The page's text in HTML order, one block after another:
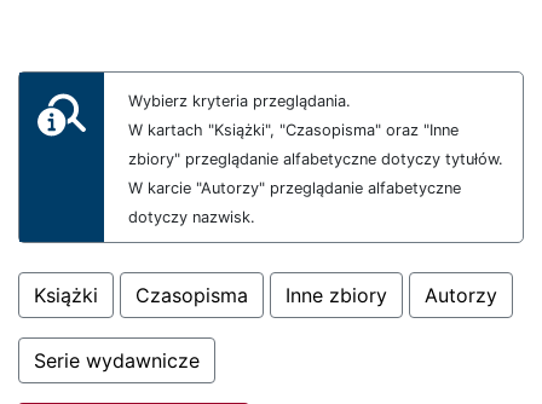
Wybierz kryteria przeglądania.
W kartach "Książki", "Czasopisma" oraz "Inne
zbiory" przeglądanie alfabetyczne dotyczy tytułów.
W karcie "Autorzy" przeglądanie alfabetyczne
dotyczy nazwisk.
Książki Czasopisma Inne zbiory Autorzy
Serie wydawnicze